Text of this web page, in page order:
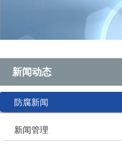
新闻动态
防腐新闻
新闻管理